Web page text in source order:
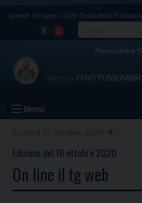
giovedì 06 agosto 2026 Festa della
Facebook
Youtube
Parrocchie e
Menu
Edizione del 16 ottobre 2020
On line il tg web